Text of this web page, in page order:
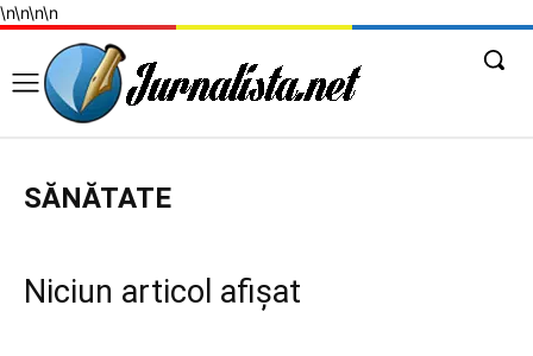
\n\n\n\n
SĂNĂTATE
Niciun articol afișat